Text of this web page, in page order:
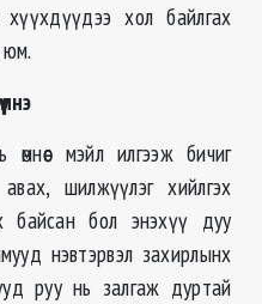
хүүхдүүдээ хол байлгах
юм.
мэйл илгээж бичиг
шилжүүлэг хийлгэх
байсан бол энэхүү дуу
нэвтэрвэл захирлынх
руу нь залгаж дуртай